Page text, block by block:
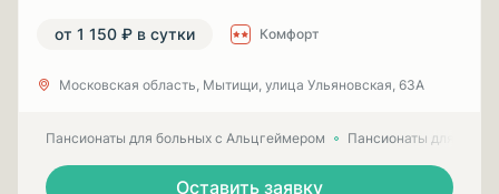
от 1 150 ₽ в сутки Комфорт
Московская область, Мытищи, улица Ульяновская, 63А
Пансионаты для больных с Альцгеймером Пансионаты для
Оставить заявку